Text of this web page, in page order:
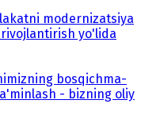
modernizatsiya
yo'lida
bosqichma-
- bizning oliy